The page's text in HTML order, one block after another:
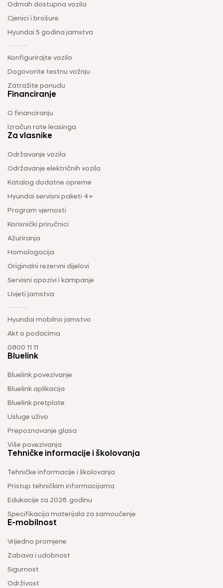
Odmah dostupna vozila
Cjenici i brošure
Hyundai 5 godina jamstva
Konfigurirajte vozilo
Dogovorite testnu vožnju
Zatražite ponudu
Financiranje
O financiranju
Izračun rate leasinga
Za vlasnike
Održavanje vozila
Održavanje električnih vozila
Katalog dodatne opreme
Hyundai servisni paketi 4+
Program vjernosti
Korisnički priručnici
Ažuriranja
Homologacija
Originalni rezervni dijelovi
Servisni opozivi i kampanje
Uvjeti jamstva
Hyundai mobilno jamstvo
Akt o podacima
0800 11 11
Bluelink
Bluelink povezivanje
Bluelink aplikacija
Bluelink pretplate
Usluge uživo
Prepoznavanje glasa
Više povezivanja
Tehničke informacije i školovanja
Tehničke informacije i školovanja
Pristup tehničkim informacijama
Edukacije za 2026. godinu
Specifikacija materijala za samoučenje
E-mobilnost
Vrijedno promjene
Zabava i udobnost
Sigurnost
Održivost